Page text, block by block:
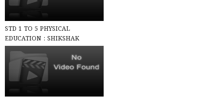
STD 1 TO 5 PHYSICAL
EDUCATION : SHIKSHAK
AVRUTI - TEACHERS EDITION
PDF Accordin...